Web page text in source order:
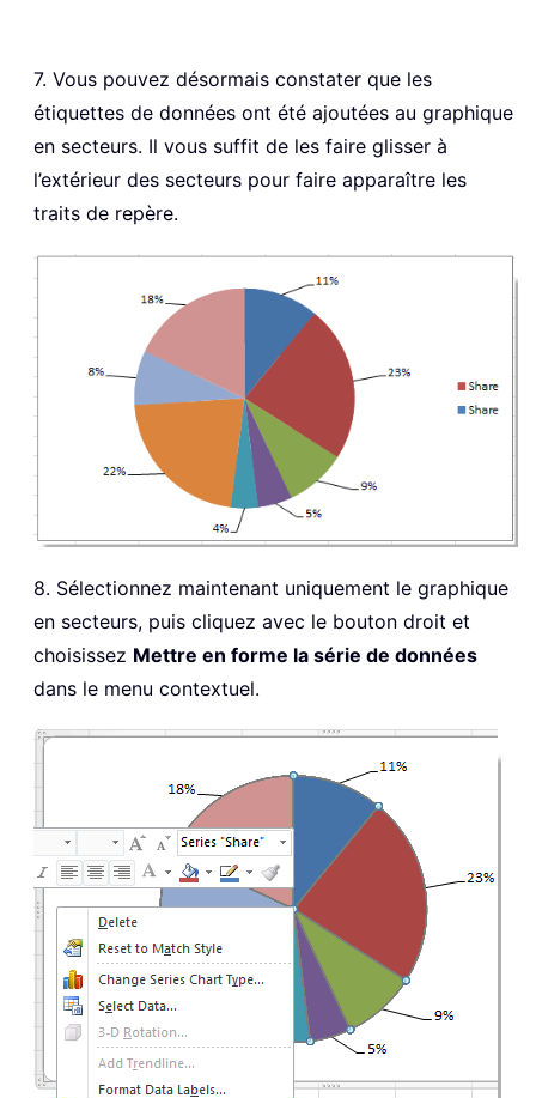
7. Vous pouvez désormais constater que les
étiquettes de données ont été ajoutées au graphique
en secteurs. Il vous suffit de les faire glisser à
l’extérieur des secteurs pour faire apparaître les
traits de repère.
8. Sélectionnez maintenant uniquement le graphique
en secteurs, puis cliquez avec le bouton droit et
choisissez Mettre en forme la série de données
dans le menu contextuel.